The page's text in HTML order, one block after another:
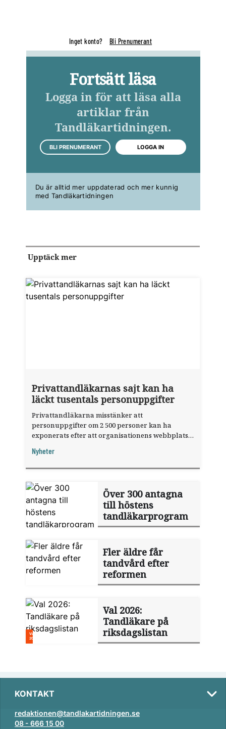
Inget konto? Bli Prenumerant
Fortsätt läsa
Logga in för att läsa alla
artiklar från
Tandläkartidningen.
BLI PRENUMERANT LOGGA IN
Du är alltid mer uppdaterad och mer kunnig
med Tandläkartidningen
Upptäck mer
Privattandläkarnas sajt kan ha
läckt tusentals personuppgifter
Privattandläkarna misstänker att
personuppgifter om 2 500 personer kan ha
exponerats efter att organisationens webbplats
publiceringsverktyg.
Nyheter
Över 300 antagna
till höstens
tandläkarprogram
Fler äldre får
tandvård efter
reformen
Val 2026:
Tandläkare på
riksdagslistan
KONTAKT
redaktionen@tandlakartidningen.se
08 - 666 15 00